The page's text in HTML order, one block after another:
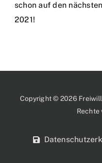
schon auf den
2021!
Copyright © 2026
Rechte